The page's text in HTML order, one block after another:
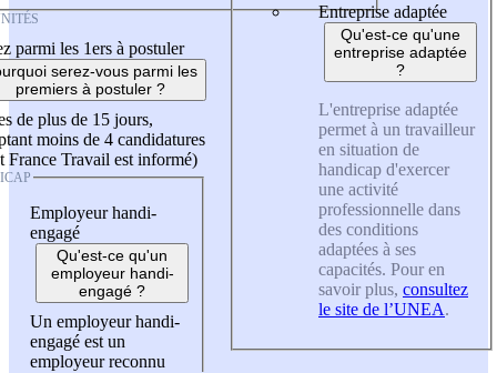
parmi les 1ers à postuler
serez-vous parmi les
premiers à postuler ?
de plus de 15 jours,
moins de 4 candidatures
France Travail est informé)
Employeur handi-
engagé
Qu'est-ce qu'un
employeur handi-
engagé ?
Un employeur handi-
engagé est un
employeur reconnu
Entreprise adaptée
Qu'est-ce qu'une
entreprise adaptée
?
L'entreprise adaptée
permet à un travailleur
en situation de
handicap d'exercer
une activité
professionnelle dans
des conditions
adaptées à ses
capacités. Pour en
savoir plus, consultez
le site de l’UNEA.